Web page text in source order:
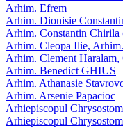
Arhim. Efrem
Arhim. Dionisie
Arhim. Constantin Chirila
Arhim. Cleopa Ilie,
Arhim. Clement
Arhim. Benedict GHIUS
Arhim. Athanasie
Arhim. Arsenie Papacioc
Arhiepiscopul
Arhiepiscopul